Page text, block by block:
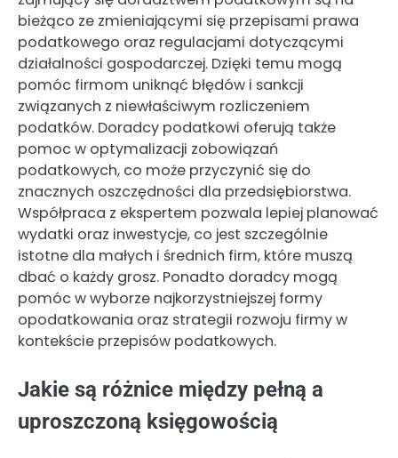
bieżąco ze zmieniającymi się przepisami prawa
podatkowego oraz regulacjami dotyczącymi
działalności gospodarczej. Dzięki temu mogą
pomóc firmom uniknąć błędów i sankcji
związanych z niewłaściwym rozliczeniem
podatków. Doradcy podatkowi oferują także
pomoc w optymalizacji zobowiązań
podatkowych, co może przyczynić się do
znacznych oszczędności dla przedsiębiorstwa.
Współpraca z ekspertem pozwala lepiej planować
wydatki oraz inwestycje, co jest szczególnie
istotne dla małych i średnich firm, które muszą
dbać o każdy grosz. Ponadto doradcy mogą
pomóc w wyborze najkorzystniejszej formy
opodatkowania oraz strategii rozwoju firmy w
kontekście przepisów podatkowych.
Jakie są różnice między pełną a
uproszczoną księgowością